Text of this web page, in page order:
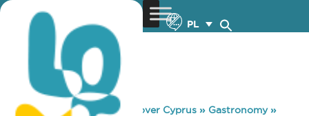
PL
You are here: Home »Discover Cyprus » Gastronomy»